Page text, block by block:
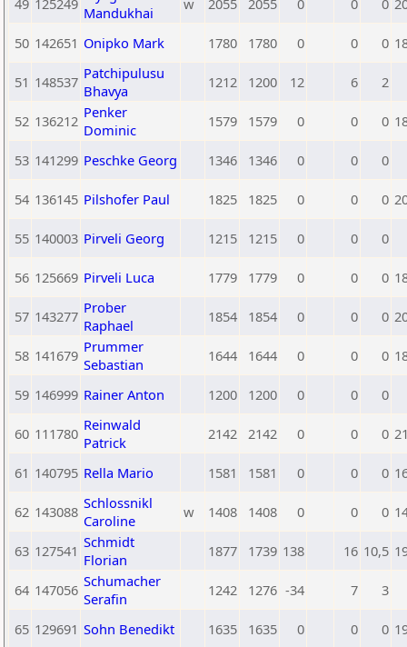
49 125249 Mandukhai
w 2055 2055 0 0 0
50 142651 Onipko Mark 1780 1780 0 0 0
51 148537 Patchipulusu
Bhavya
1212 1200 12 6 2
52 136212 Penker
Dominic
1579 1579 0 0 0
53 141299 Peschke Georg 1346 1346 0 0 0
54 136145 Pilshofer Paul 1825 1825 0 0 0
55 140003 Pirveli Georg 1215 1215 0 0 0
56 125669 Pirveli Luca 1779 1779 0 0 0
57 143277 Prober
Raphael
1854 1854 0 0 0
58 141679 Prummer
Sebastian
1644 1644 0 0 0
59 146999 Rainer Anton 1200 1200 0 0 0
60 111780 Reinwald
Patrick
2142 2142 0 0 0
61 140795 Rella Mario 1581 1581 0 0 0
62 143088 Schlossnikl
Caroline
w 1408 1408 0 0 0
63 127541 Schmidt
Florian
1877 1739 138 16 10,5
64 147056 Schumacher
Serafin
1242 1276 -34 7 3
65 129691 Sohn Benedikt 1635 1635 0 0 0